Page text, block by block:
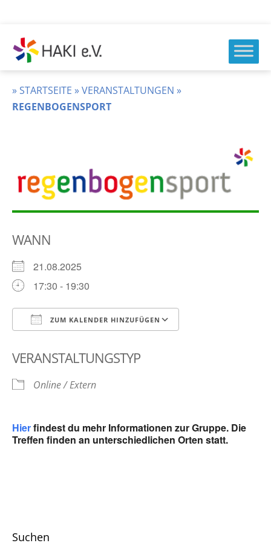
Inhalt
springen
HAKI
e.v.
»STARTSEITE »VERANSTALTUNGEN »
REGENBOGENSPORT
WANN
21.08.2025
17:30 - 19:30
ZUM KALENDER HINZUFÜGEN
VERANSTALTUNGSTYP
Online / Extern
Hierfindest du mehr Informationen zur Gruppe. Die
Treffen finden an unterschiedlichen Orten statt.
Suchen